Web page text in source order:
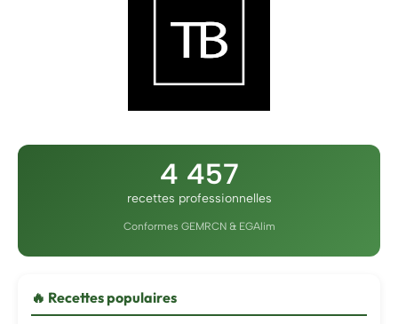
4 457
recettes professionnelles
Conformes GEMRCN & EGAlim
🔥 Recettes populaires